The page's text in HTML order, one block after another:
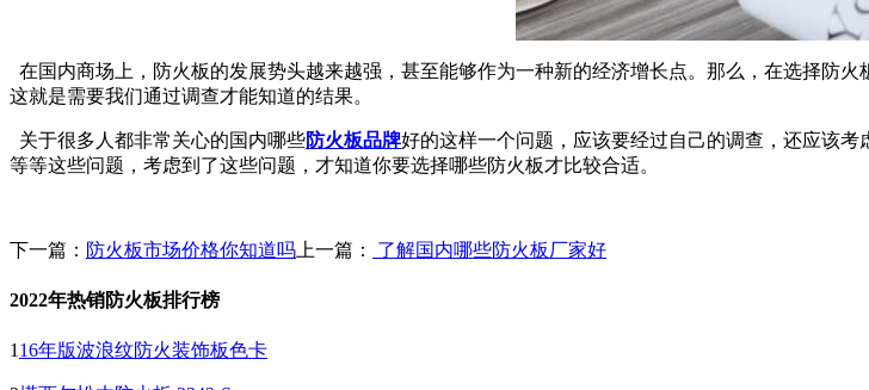
在国内商场上，防火板的发展势头越来越强，甚至能够作为一种新的经济增长点。那么，在选择防
这就是需要我们通过调查才能知道的结果。
关于很多人都非常关心的国内哪些防火板品牌好的这样一个问题，应该要经过自己的调查，还应该
等等这些问题，考虑到了这些问题，才知道你要选择哪些防火板才比较合适。
下一篇： 防火板市场价格你知道吗 上一篇： 了解国内哪些防火板厂家好
2022年热销防火板排行榜
1 16年版波浪纹防火装饰板色卡